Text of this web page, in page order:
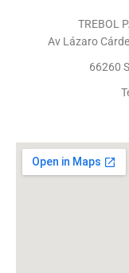
TREBOL
Av Lázaro
66260